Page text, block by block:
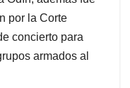
por la Corte
concierto para
armados al